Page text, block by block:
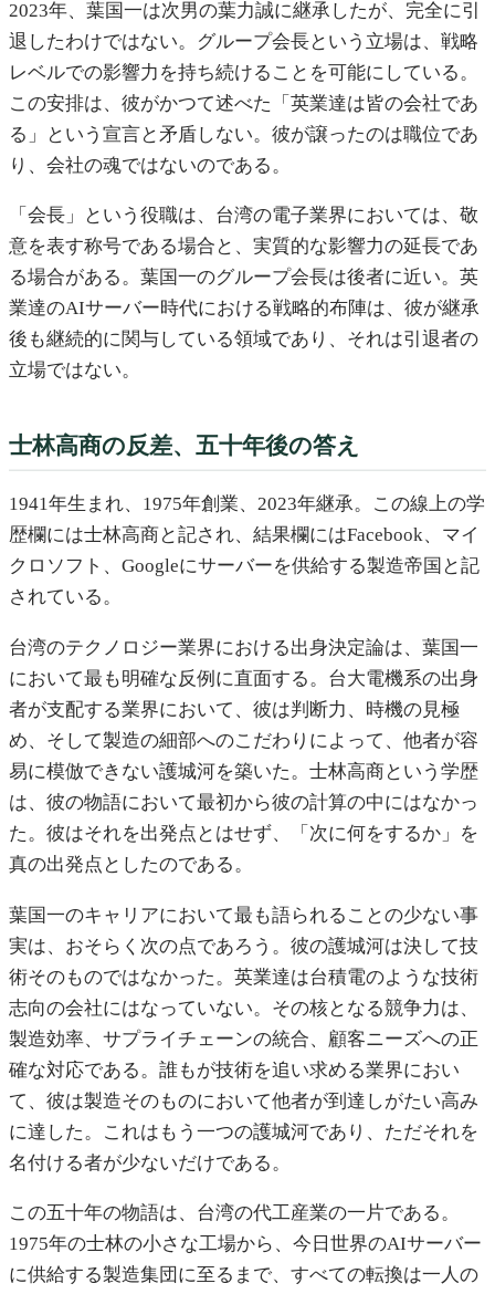
2023年、葉国一は次男の葉力誠に継承したが、完全に引
退したわけではない。グループ会長という立場は、戦略
レベルでの影響力を持ち続けることを可能にしている。
この安排は、彼がかつて述べた「英業達は皆の会社であ
る」という宣言と矛盾しない。彼が譲ったのは職位であ
り、会社の魂ではないのである。
「会長」という役職は、台湾の電子業界においては、敬
意を表す称号である場合と、実質的な影響力の延長であ
る場合がある。葉国一のグループ会長は後者に近い。英
業達のAIサーバー時代における戦略的布陣は、彼が継承
後も継続的に関与している領域であり、それは引退者の
立場ではない。
士林高商の反差、五十年後の答え
1941年生まれ、1975年創業、2023年継承。この線上の学
歴欄には士林高商と記され、結果欄にはFacebook、マイ
クロソフト、Googleにサーバーを供給する製造帝国と記
されている。
台湾のテクノロジー業界における出身決定論は、葉国一
において最も明確な反例に直面する。台大電機系の出身
者が支配する業界において、彼は判断力、時機の見極
め、そして製造の細部へのこだわりによって、他者が容
易に模倣できない護城河を築いた。士林高商という学歴
は、彼の物語において最初から彼の計算の中にはなかっ
た。彼はそれを出発点とはせず、「次に何をするか」を
真の出発点としたのである。
葉国一のキャリアにおいて最も語られることの少ない事
実は、おそらく次の点であろう。彼の護城河は決して技
術そのものではなかった。英業達は台積電のような技術
志向の会社にはなっていない。その核となる競争力は、
製造効率、サプライチェーンの統合、顧客ニーズへの正
確な対応である。誰もが技術を追い求める業界におい
て、彼は製造そのものにおいて他者が到達しがたい高み
に達した。これはもう一つの護城河であり、ただそれを
名付ける者が少ないだけである。
この五十年の物語は、台湾の代工産業の一片である。
1975年の士林の小さな工場から、今日世界のAIサーバー
に供給する製造集団に至るまで、すべての転換は一人の